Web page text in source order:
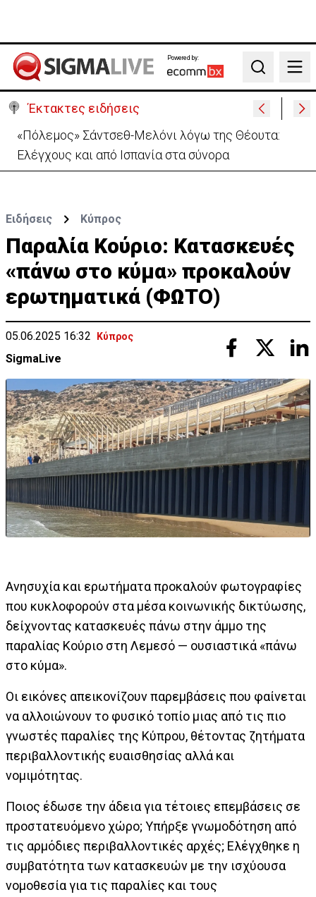
Powered by:
Search
Έκτακτες ειδήσεις
Απόπειρα φόνου σε μοναστήρι: 6ημερη κράτηση
στον μοναχό – Τι προηγήθηκε
Ειδήσεις Κύπρος
Παραλία Κούριο: Κατασκευές
«πάνω στο κύμα» προκαλούν
ερωτηματικά (ΦΩΤΟ)
05.06.2025 16:32 Κύπρος
SigmaLive
Ανησυχία και ερωτήματα προκαλούν φωτογραφίες
που κυκλοφορούν στα μέσα κοινωνικής δικτύωσης,
δείχνοντας κατασκευές πάνω στην άμμο της
παραλίας Κούριο στη Λεμεσό — ουσιαστικά «πάνω
στο κύμα».
Οι εικόνες απεικονίζουν παρεμβάσεις που φαίνεται
να αλλοιώνουν το φυσικό τοπίο μιας από τις πιο
γνωστές παραλίες της Κύπρου, θέτοντας ζητήματα
περιβαλλοντικής ευαισθησίας αλλά και
νομιμότητας.
Ποιος έδωσε την άδεια για τέτοιες επεμβάσεις σε
προστατευόμενο χώρο; Υπήρξε γνωμοδότηση από
τις αρμόδιες περιβαλλοντικές αρχές; Ελέγχθηκε η
συμβατότητα των κατασκευών με την ισχύουσα
νομοθεσία για τις παραλίες και τους